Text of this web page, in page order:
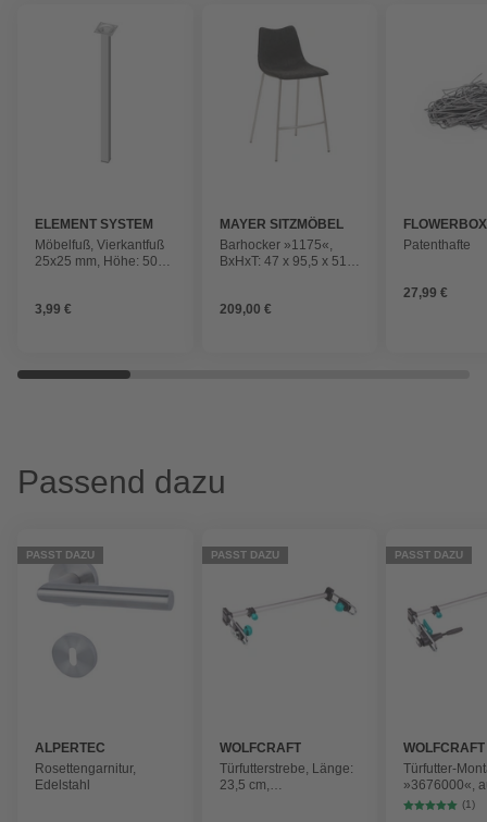
ELEMENT SYSTEM
Möbelfuß, Vierkantfuß
25x25 mm, Höhe: 500
3,99 €
MAYER SITZMÖBEL
Barhocker »1175«,
BxHxT: 47 x 95,5 x 51
209,00 €
FLOWERBOX
Patenthafte
27,99 €
Passend dazu
PASST DAZU
ALPERTEC
Rosettengarnitur,
Edelstahl
PASST DAZU
WOLFCRAFT
Türfutterstrebe, Länge:
23,5 cm,
PASST DAZU
WOLFCRAFT
Türfutter-
»3676000«,
(1)